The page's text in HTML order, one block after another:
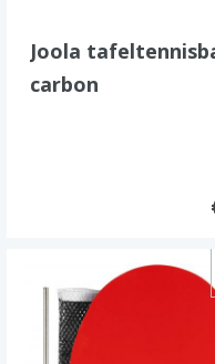
Joola
carbon